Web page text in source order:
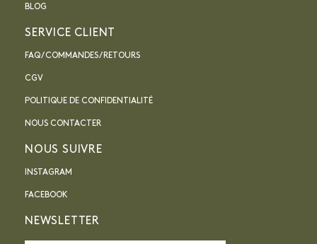
BLOG
SERVICE CLIENT
FAQ / COMMANDES / RETOURS
CGV
POLITIQUE DE CONFIDENTIALITÉ
NOUS CONTACTER
NOUS SUIVRE
INSTAGRAM
FACEBOOK
NEWSLETTER